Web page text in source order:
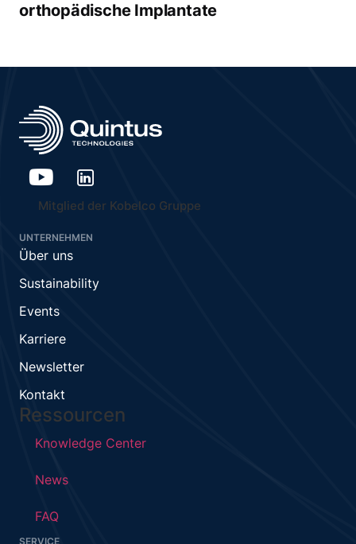
orthopädische Implantate
Mitglied der Kobelco Gruppe
UNTERNEHMEN
Über uns
Sustainability
Events
Karriere
Newsletter
Kontakt
Ressourcen
Knowledge Center
News
FAQ
SERVICE